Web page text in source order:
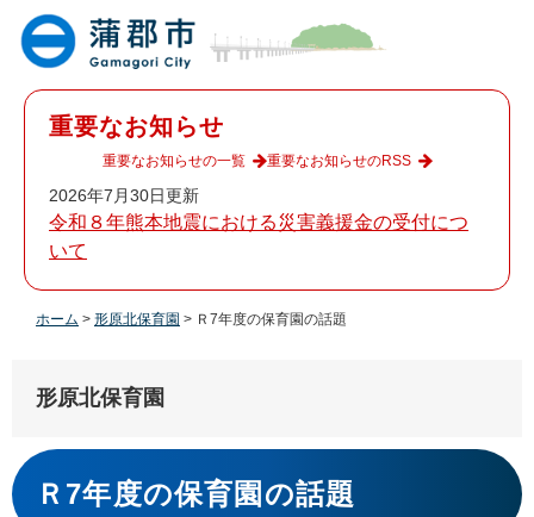
重要なお知らせ
2026年7月30日更新
令和８年熊本地震における災害義援金の受付につ
いて
重要なお知らせの一覧 重要なお知らせのRSS
ホーム > 形原北保育園 > Ｒ7年度の保育園の話題
形原北保育園
本
文
Ｒ7年度の保育園の話題